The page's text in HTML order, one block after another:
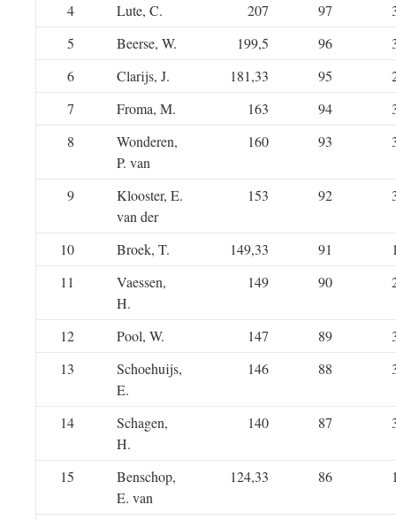
4
Lute, C. 207 97
5
Beerse, W. 199,5 96
6
Clarijs, J. 181,33 95
7
Froma, M. 163 94
8
Wonderen,
P. van
160 93
9
Klooster, E.
van der
153 92
10 Broek, T. 149,33 91
11
Vaessen,
H.
149 90
12 Pool, W. 147 89
13
Schoehuijs,
E.
146 88
14
Schagen,
H.
140 87
15
Benschop,
E. van
124,33 86